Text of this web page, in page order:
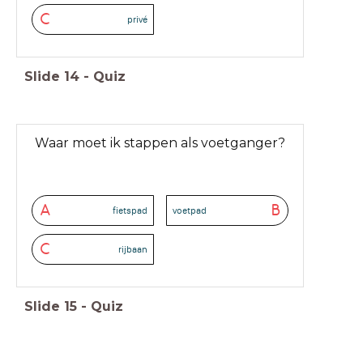
C privé
Slide 14 - Quiz
Waar moet ik stappen als voetganger?
A fietspad B
voetpad
C rijbaan
Slide 15 - Quiz